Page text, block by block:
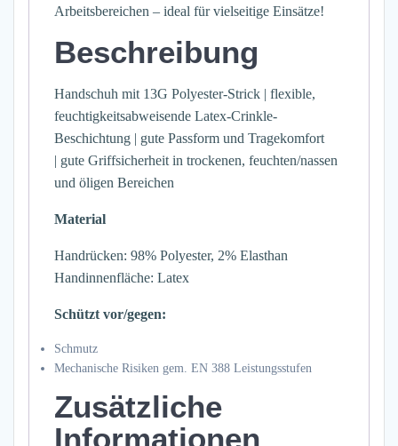
Arbeitsbereichen – ideal für vielseitige Einsätze!
Beschreibung
Handschuh mit 13G Polyester-Strick | flexible,
feuchtigkeitsabweisende Latex-Crinkle-
Beschichtung | gute Passform und Tragekomfort
| gute Griffsicherheit in trockenen, feuchten/nassen
und öligen Bereichen
Material
Handrücken: 98% Polyester, 2% Elasthan
Handinnenfläche: Latex
Schützt vor/gegen:
Schmutz
Mechanische Risiken gem. EN 388 Leistungsstufen
Zusätzliche
Informationen